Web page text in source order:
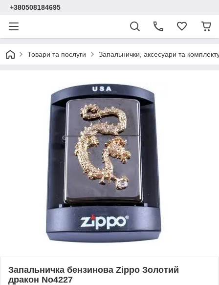
+380508184695
Товари та послуги Запальнички, аксесуари та
Запальничка бензинова Zippo Золотий
дракон No4227